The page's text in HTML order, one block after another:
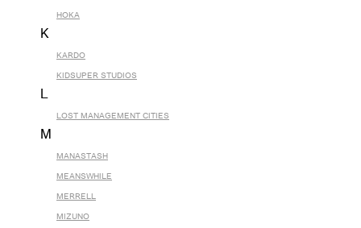
HOKA
K
KARDO
KIDSUPER STUDIOS
L
LOST MANAGEMENT CITIES
M
MANASTASH
MEANSWHILE
MERRELL
MIZUNO